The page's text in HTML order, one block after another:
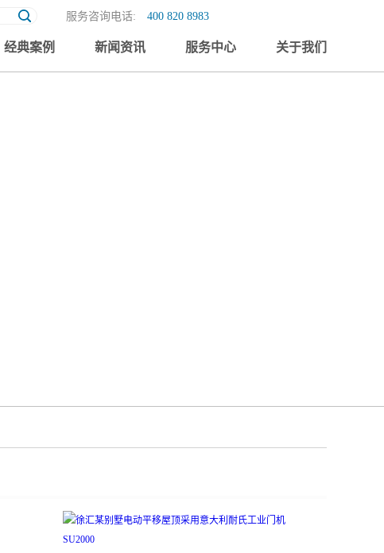
服务咨询电话: 400 820 8983
经典案例 新闻资讯 服务中心 关于我们